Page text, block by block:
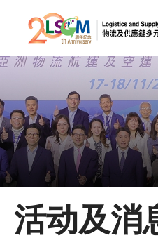
跳到内容（按
A
主页
关于LSCM
活动及消